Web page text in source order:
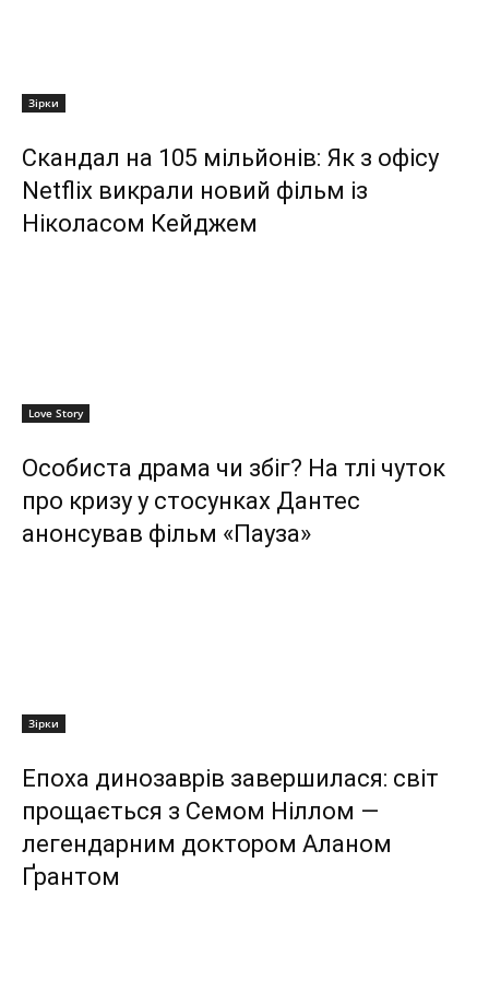
Зірки
Скандал на 105 мільйонів: Як з офісу
Netflix викрали новий фільм із
Ніколасом Кейджем
Love Story
Особиста драма чи збіг? На тлі чуток
про кризу у стосунках Дантес
анонсував фільм «Пауза»
Зірки
Епоха динозаврів завершилася: світ
прощається з Семом Ніллом —
легендарним доктором Аланом
Ґрантом